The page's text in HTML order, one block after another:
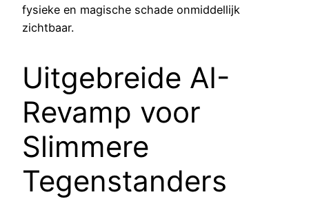
fysieke en magische schade onmiddellijk
zichtbaar.
Uitgebreide AI-
Revamp voor
Slimmere
Tegenstanders